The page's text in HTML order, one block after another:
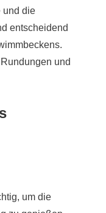
und die
entscheidend
und
um die